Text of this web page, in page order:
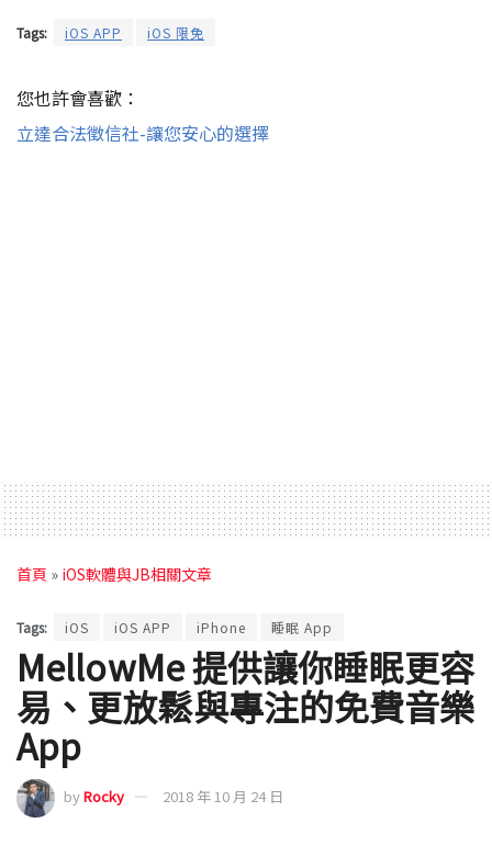
Tags: iOS APP iOS 限免
您也許會喜歡：
立達合法徵信社-讓您安心的選擇
首頁 » iOS軟體與JB相關文章
Tags: iOS iOS APP iPhone 睡眠 App
MellowMe 提供讓你睡眠更容
易、更放鬆與專注的免費音樂
App
byRocky 2018 年 10 月 24 日